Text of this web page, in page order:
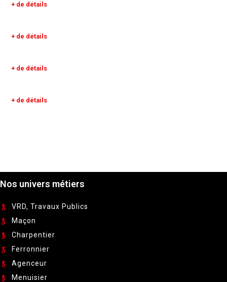
+ de détails
+ de détails
+ de détails
+ de détails
Nos univers métiers
VRD, Travaux Publics
Maçon
Charpentier
Ferronnier
Agenceur
Menuisier